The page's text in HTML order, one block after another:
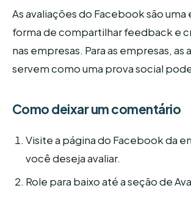
As avaliações do Facebook são
forma de compartilhar feedback e
nas empresas. Para as empresas, as
servem como uma prova social
Como deixar um comentário
Visite a página do Facebook da
você deseja avaliar.
Role para baixo até a seção de